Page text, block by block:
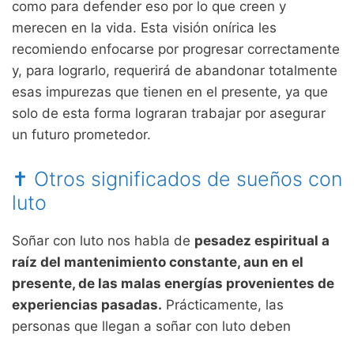
como para defender eso por lo que creen y
merecen en la vida. Esta visión onírica les
recomiendo enfocarse por progresar correctamente
y, para lograrlo, requerirá de abandonar totalmente
esas impurezas que tienen en el presente, ya que
solo de esta forma lograran trabajar por asegurar
un futuro prometedor.
✝ Otros significados de sueños con
luto
Soñar con luto nos habla de pesadez espiritual a
raíz del mantenimiento constante, aun en el
presente, de las malas energías provenientes de
experiencias pasadas. Prácticamente, las
personas que llegan a soñar con luto deben